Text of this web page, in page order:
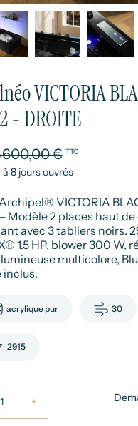
VICTORIA
- DROITE
600,00 € TTC
8 jours ouvrés
VICTORIA
Modèle 2 places haut
avec 3 tabliers noirs.
1.5 HP, blower 300 W,
lumineuse multicolore,
inclus.
acrylique pur 30
2915
+